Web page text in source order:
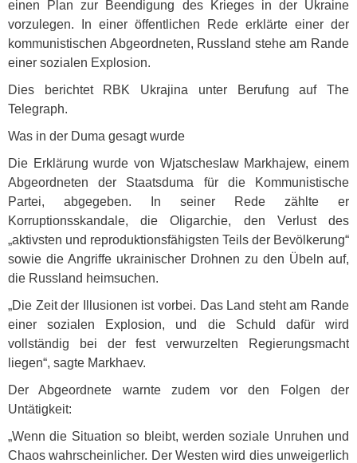
einen Plan zur Beendigung des Krieges in der Ukraine
vorzulegen. In einer öffentlichen Rede erklärte einer der
kommunistischen Abgeordneten, Russland stehe am Rande
einer sozialen Explosion.
Dies berichtet RBK Ukrajina unter Berufung auf The
Telegraph.
Was in der Duma gesagt wurde
Die Erklärung wurde von Wjatscheslaw Markhajew, einem
Abgeordneten der Staatsduma für die Kommunistische
Partei, abgegeben. In seiner Rede zählte er
Korruptionsskandale, die Oligarchie, den Verlust des
„aktivsten und reproduktionsfähigsten Teils der Bevölkerung“
sowie die Angriffe ukrainischer Drohnen zu den Übeln auf,
die Russland heimsuchen.
„Die Zeit der Illusionen ist vorbei. Das Land steht am Rande
einer sozialen Explosion, und die Schuld dafür wird
vollständig bei der fest verwurzelten Regierungsmacht
liegen“, sagte Markhaev.
Der Abgeordnete warnte zudem vor den Folgen der
Untätigkeit:
„Wenn die Situation so bleibt, werden soziale Unruhen und
Chaos wahrscheinlicher. Der Westen wird dies unweigerlich